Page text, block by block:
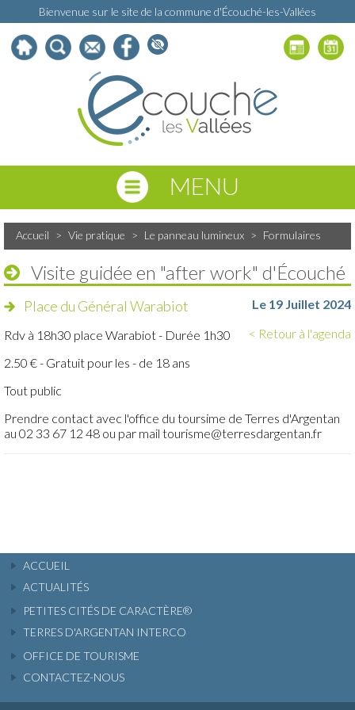
Bienvenue sur le site de la commune d'Écouché-les-Vallées
MENU
Accueil > Vie pratique > Le panneau lumineux > Formulaires
Visite guidée en "after work" d'Écouché
Place du Général Warabiot
Le 19 Juillet 2024
< Retour à l'agenda
Rdv à 18h30 place Warabiot - Durée 1h30
2.50 € - Gratuit pour les - de 18 ans
Tout public
Prendre contact avec l'office du toursime de Terres d'Argentan
au 02 33 67 12 48 ou par mail tourisme@terresdargentan.fr
ACCUEIL
ACTUALITÉS
PETITES CITÉS DE CARACTÈRE®
TERRES D'ARGENTAN INTERCO
OFFICE DE TOURISME
CONTACTEZ-NOUS